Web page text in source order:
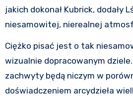
jakich dokonał Kubrick, dodały
niesamowitej, nierealnej
Ciężko pisać jest o tak
wizualnie dopracowanym
zachwyty będą niczym w
doświadczeniem arcydzieła